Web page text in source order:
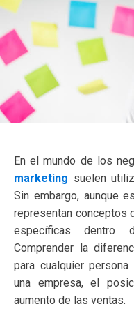
En el mundo de los
marketing suelen
Sin embargo, aunque
representan conceptos
específicas dentro
Comprender la
para cualquier
una empresa, el
aumento de las ventas.